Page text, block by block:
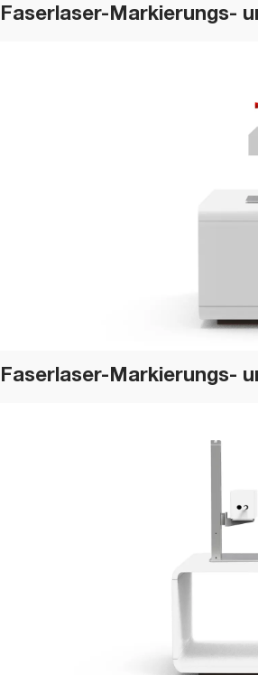
Faserlaser-Markierungs-
Faserlaser-Markierungs-